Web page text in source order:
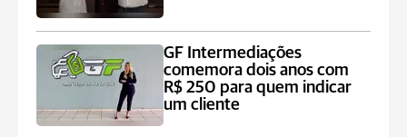
GF Intermediações
comemora dois anos com
R$ 250 para quem indicar
um cliente